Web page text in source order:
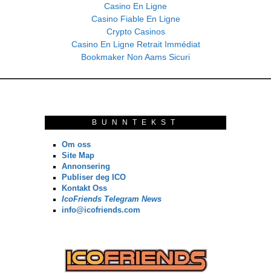
Casino En Ligne
Casino Fiable En Ligne
Crypto Casinos
Casino En Ligne Retrait Immédiat
Bookmaker Non Aams Sicuri
BUNNTEKST
Om oss
Site Map
Annonsering
Publiser deg ICO
Kontakt Oss
IcoFriends Telegram News
info@icofriends.com